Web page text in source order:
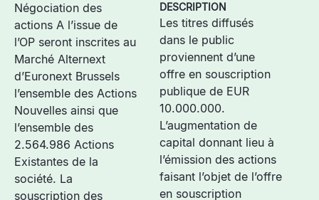
Négociation des
actions A l’issue de
l’OP seront inscrites au
Marché Alternext
d’Euronext Brussels
l’ensemble des Actions
Nouvelles ainsi que
l’ensemble des
2.564.986 Actions
Existantes de la
société. La
souscription des
DESCRIPTION
Les titres diffusés
dans le public
proviennent d’une
offre en souscription
publique de EUR
10.000.000.
L’augmentation de
capital donnant lieu à
l’émission des actions
faisant l’objet de l’offre
en souscription